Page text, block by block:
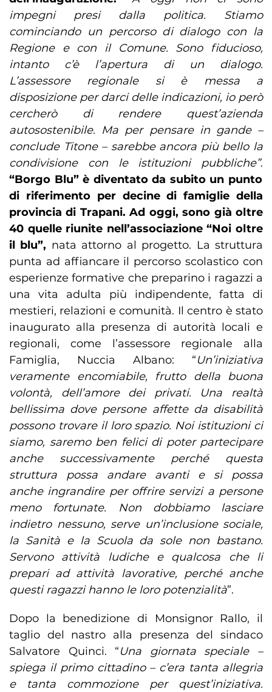
impegni presi dalla politica. Stiamo
cominciando un percorso di dialogo con la
Regione e con il Comune. Sono fiducioso,
intanto c’è l’apertura di un dialogo.
L’assessore regionale si è messa a
disposizione per darci delle indicazioni, io però
cercherò di rendere quest’azienda
autosostenibile. Ma per pensare in gande –
conclude Titone – sarebbe ancora più bello la
condivisione con le istituzioni pubbliche”.
“Borgo Blu” è diventato da subito un punto
di riferimento per decine di famiglie della
provincia di Trapani. Ad oggi, sono già oltre
40 quelle riunite nell’associazione “Noi oltre
il blu”, nata attorno al progetto. La struttura
punta ad affiancare il percorso scolastico con
esperienze formative che preparino i ragazzi a
una vita adulta più indipendente, fatta di
mestieri, relazioni e comunità. Il centro è stato
inaugurato alla presenza di autorità locali e
regionali, come l’assessore regionale alla
Famiglia, Nuccia Albano: “Un’iniziativa
veramente encomiabile, frutto della buona
volontà, dell’amore dei privati. Una realtà
bellissima dove persone affette da disabilità
possono trovare il loro spazio. Noi istituzioni ci
siamo, saremo ben felici di poter partecipare
anche successivamente perché questa
struttura possa andare avanti e si possa
anche ingrandire per offrire servizi a persone
meno fortunate. Non dobbiamo lasciare
indietro nessuno, serve un’inclusione sociale,
la Sanità e la Scuola da sole non bastano.
Servono attività ludiche e qualcosa che li
prepari ad attività lavorative, perché anche
questi ragazzi hanno le loro potenzialità”.
Dopo la benedizione di Monsignor Rallo, il
taglio del nastro alla presenza del sindaco
Salvatore Quinci. “Una giornata speciale –
spiega il primo cittadino – c’era tanta allegria
e tanta commozione per quest’iniziativa.